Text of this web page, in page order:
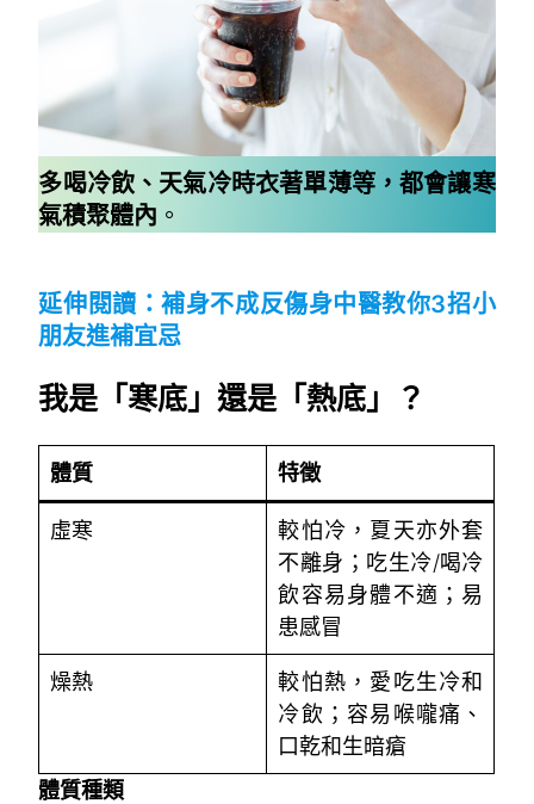
多喝冷飲、天氣冷時衣著單薄等，都會讓寒
氣積聚體內 。
延伸閱讀：補身不成反傷身中醫教你3招小
朋友進補宜忌
我是「寒底」還是「熱底」？
體質 特徵
虛寒
較怕冷，夏天亦外套
不離身；吃生冷/喝冷
飲容易身體不適；易
患感冒
燥熱
較怕熱，愛吃生冷和
冷飲；容易喉嚨痛、
口乾和生暗瘡
體質種類